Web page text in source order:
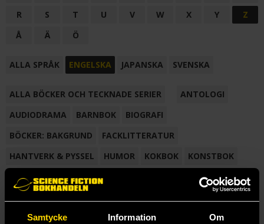
Samtycke Information Om
R
S T U V W X Y
Z
Å
Ä Ö
ALLA SPRÅK ENGELSKA JAPANSKA SVENSKA
ALLA BÖCKER OCH TECKNADE SERIER
ANTOLOGI
AUDIODRAMA
BARNBOK
BIOGRAFI
BÖCKER: BAKGRUND
FACKLITTERATUR
HANTVERK & PYSSEL
HUMOR KOKBOK
KONSTBOK
KORTROMAN
LÄROBOK
NOVELL
SAMLINGSVOLYM
TECKNA & MÅLA TECKNAD SERIE